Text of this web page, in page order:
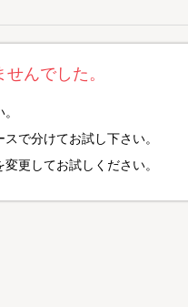
んでした。
で分けてお試し下さい。
更してお試しください。